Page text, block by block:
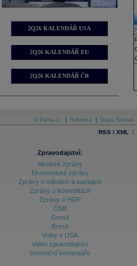
2Q26 KALENDÁŘ USA
2Q26 KALENDÁŘ EU
2Q26 KALENDÁŘ ČR
O Patria.cz Reklama Mapa Stránek
RSS / XML |
Zpravodajství:
Akciové zprávy
Ekonomické zprávy
Zprávy o měnách a sazbách
Zprávy o komoditách
Zprávy o HDP
ČNB
Grexit
Brexit
Volby v USA
Video zpravodajství
Investiční komentáře